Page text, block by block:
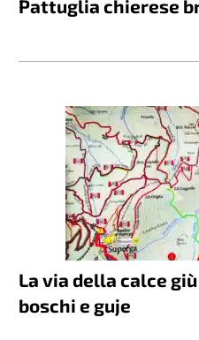
Pattuglia chierese
La via della calce
boschi e guje